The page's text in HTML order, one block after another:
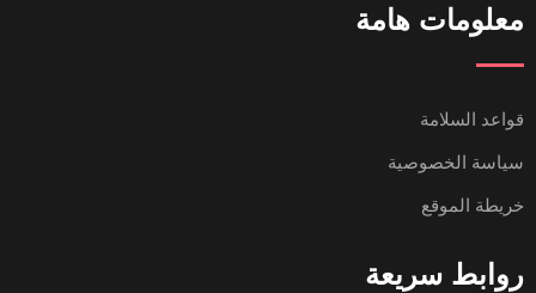
معلومات هامة
قواعد السلامة
سياسة الخصوصية
خريطة الموقع
روابط سريعة